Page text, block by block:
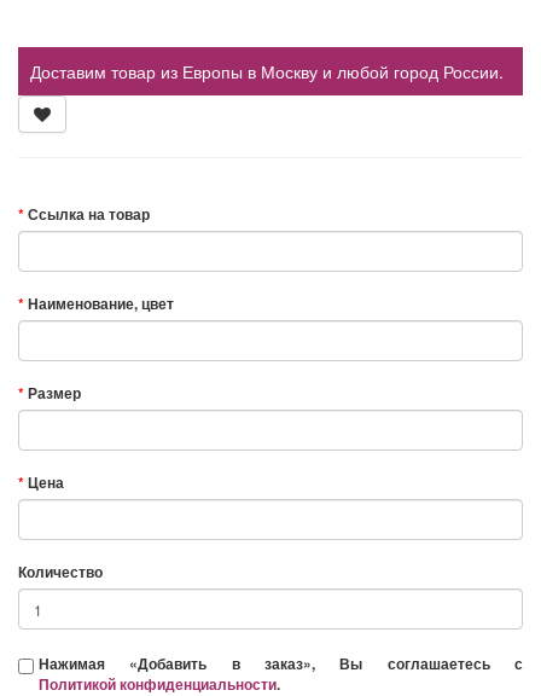
Доставим товар из Европы в Москву и любой город России.
Ссылка на товар
Наименование, цвет
Размер
Цена
Количество
Нажимая «Добавить в заказ», Вы соглашаетесь с
Политикой конфиденциальности.